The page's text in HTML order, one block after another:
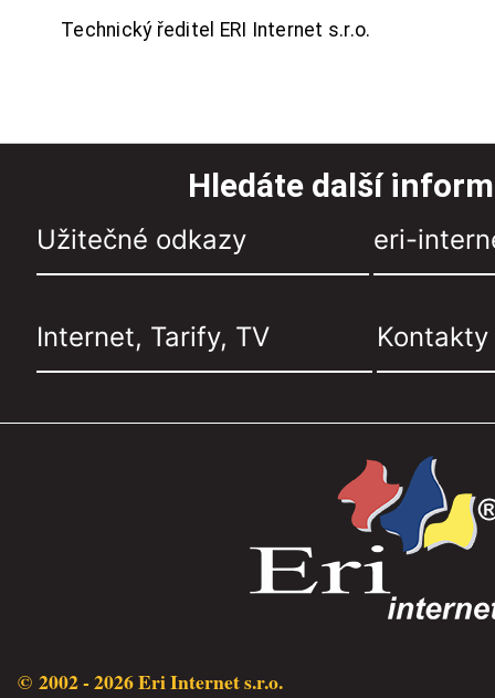
Technický ředitel ERI Internet s.r.o.
Hledáte další
Užitečné odkazy eri-
Internet, Tarify, TV Kontakty
© 2002 - 2026 Eri Internet s.r.o.